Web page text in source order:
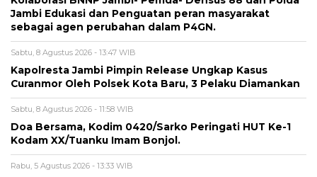
Jambi Edukasi dan Penguatan peran masyarakat
sebagai agen perubahan dalam P4GN.
Sabtu, 8 Agustus 2026 - 13:47 WIB
Kapolresta Jambi Pimpin Release Ungkap Kasus
Curanmor Oleh Polsek Kota Baru, 3 Pelaku Diamankan
Sabtu, 8 Agustus 2026 - 11:58 WIB
Doa Bersama, Kodim 0420/Sarko Peringati HUT Ke-1
Kodam XX/Tuanku Imam Bonjol.
Rabu, 5 Agustus 2026 - 13:33 WIB